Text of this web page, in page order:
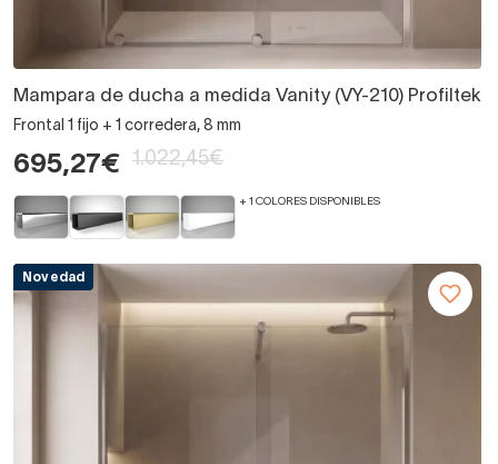
Mampara de ducha a medida Vanity (VY-210) Profiltek
Frontal 1 fijo + 1 corredera, 8 mm
695,27€ 1.022,45€
+ 1 COLORES DISPONIBLES
Novedad